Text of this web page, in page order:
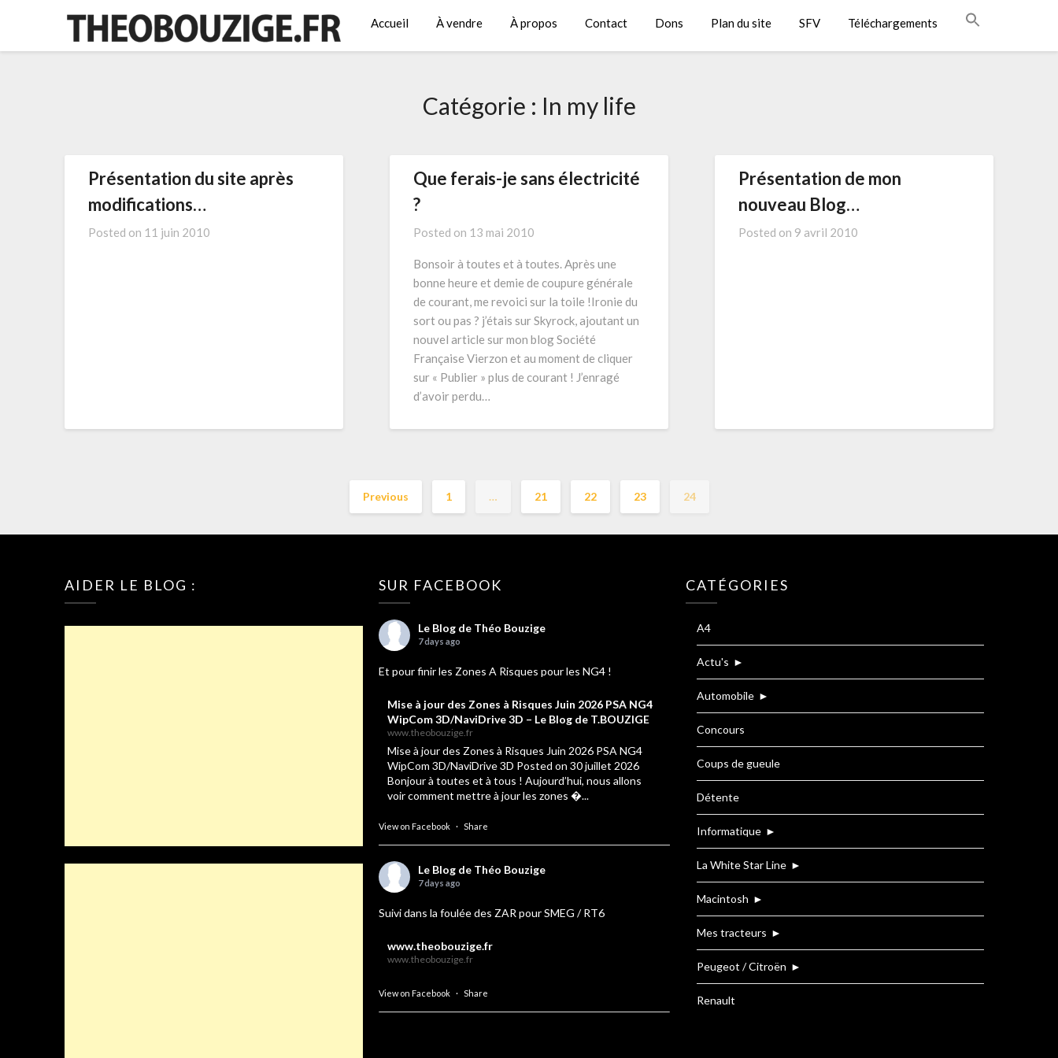
content
Accueil À vendre À propos Contact Dons Plan du site SFV Téléchargements
Catégorie : In my life
Présentation du site après
modifications…
Posted on 11 juin 2010
Que ferais-je sans électricité
?
Posted on 13 mai 2010
Bonsoir à toutes et à toutes. Après une
bonne heure et demie de coupure générale
de courant, me revoici sur la toile !Ironie du
sort ou pas ? j’étais sur Skyrock, ajoutant un
nouvel article sur mon blog Société
Française Vierzon et au moment de cliquer
sur « Publier » plus de courant ! J’enragé
d’avoir perdu…
Présentation de mon
nouveau Blog…
Posted on 9 avril 2010
Previous 1 … 21 22 23 24
AIDER LE BLOG : SUR FACEBOOK
Le Blog de Théo Bouzige
7 days ago
Et pour finir les Zones A Risques pour les NG4 !
Mise à jour des Zones à Risques Juin 2026 PSA NG4
WipCom 3D/NaviDrive 3D – Le Blog de T.BOUZIGE
www.theobouzige.fr
Mise à jour des Zones à Risques Juin 2026 PSA NG4
WipCom 3D/NaviDrive 3D Posted on 30 juillet 2026
Bonjour à toutes et à tous ! Aujourd’hui, nous allons
voir comment mettre à jour les zones �...
View on Facebook · Share
Le Blog de Théo Bouzige
7 days ago
Suivi dans la foulée des ZAR pour SMEG / RT6
www.theobouzige.fr
www.theobouzige.fr
View on Facebook · Share
CATÉGORIES
A4
Actu's ►
Automobile ►
Concours
Coups de gueule
Détente
Informatique ►
La White Star Line ►
Macintosh ►
Mes tracteurs ►
Peugeot / Citroën ►
Renault